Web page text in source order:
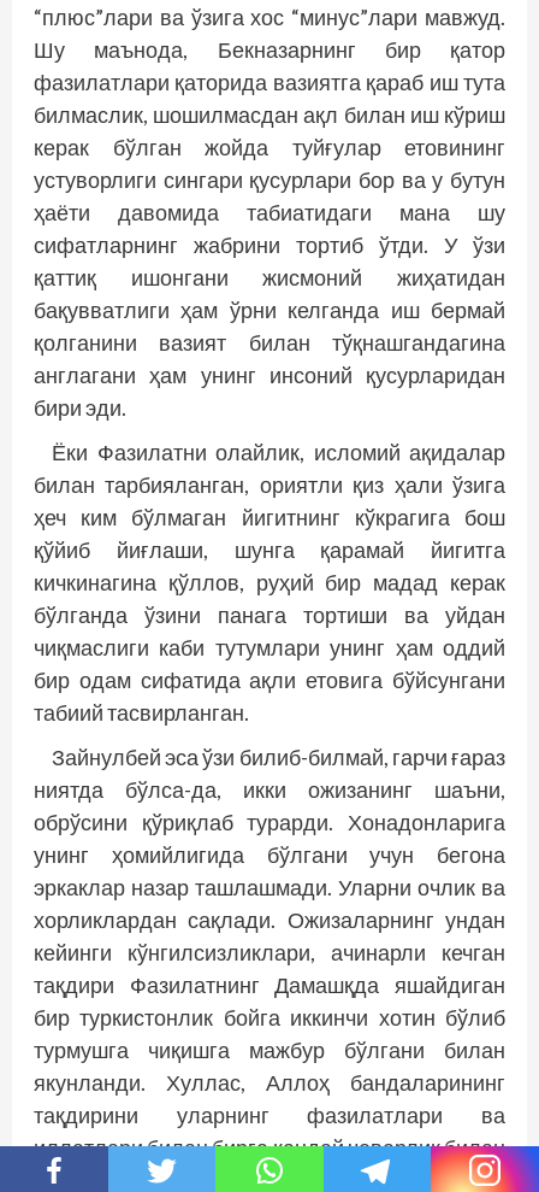
“плюс”лари ва ўзига хос “минус”лари мавжуд.
Шу маънода, Бекназарнинг бир қатор
фазилатлари қаторида вазиятга қараб иш тута
билмаслик, шошилмасдан ақл билан иш кўриш
керак бўлган жойда туйғулар етовининг
устуворлиги сингари қусурлари бор ва у бутун
ҳаёти давомида табиатидаги мана шу
сифатларнинг жабрини тортиб ўтди. У ўзи
қаттиқ ишонгани жисмоний жиҳатидан
бақувватлиги ҳам ўрни келганда иш бермай
қолганини вазият билан тўқнашгандагина
англагани ҳам унинг инсоний қусурларидан
бири эди.
Ёки Фазилатни олайлик, исломий ақидалар
билан тарбияланган, ориятли қиз ҳали ўзига
ҳеч ким бўлмаган йигитнинг кўкрагига бош
қўйиб йиғлаши, шунга қарамай йигитга
кичкинагина қўллов, руҳий бир мадад керак
бўлганда ўзини панага тортиши ва уйдан
чиқмаслиги каби тутумлари унинг ҳам оддий
бир одам сифатида ақли етовига бўйсунгани
табиий тасвирланган.
Зайнулбей эса ўзи билиб-билмай, гарчи ғараз
ниятда бўлса-да, икки ожизанинг шаъни,
обрўсини қўриқлаб турарди. Хонадонларига
унинг ҳомийлигида бўлгани учун бегона
эркаклар назар ташлашмади. Уларни очлик ва
хорликлардан сақлади. Ожизаларнинг ундан
кейинги кўнгилсизликлари, ачинарли кечган
тақдири Фазилатнинг Дамашқда яшайдиган
бир туркистонлик бойга иккинчи хотин бўлиб
турмушга чиқишга мажбур бўлгани билан
якунланди. Хуллас, Аллоҳ бандаларининг
тақдирини уларнинг фазилатлари ва
иллатлари билан бирга қандай чеварлик билан
бошқарган бўлса, муаллиф ҳам